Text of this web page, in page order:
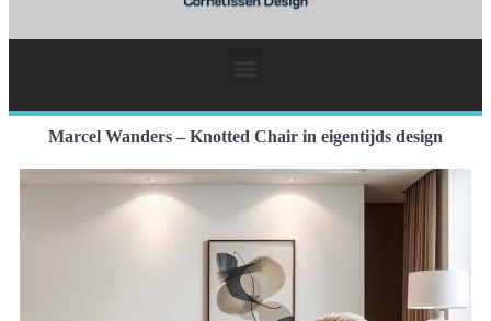
Marcel Wanders – Knotted Chair in eigentijds design